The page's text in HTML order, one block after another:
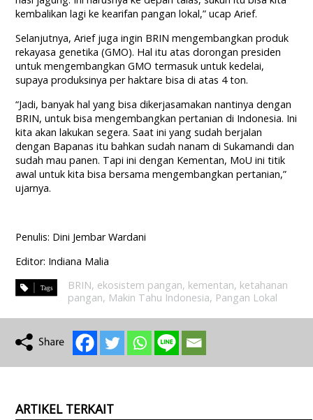
kembalikan lagi ke kearifan pangan lokal,” ucap Arief.
Selanjutnya, Arief juga ingin BRIN mengembangkan produk
rekayasa genetika (GMO). Hal itu atas dorongan presiden
untuk mengembangkan GMO termasuk untuk kedelai,
supaya produksinya per haktare bisa di atas 4 ton.
“Jadi, banyak hal yang bisa dikerjasamakan nantinya dengan
BRIN, untuk bisa mengembangkan pertanian di Indonesia. Ini
kita akan lakukan segera. Saat ini yang sudah berjalan
dengan Bapanas itu bahkan sudah nanam di Sukamandi dan
sudah mau panen. Tapi ini dengan Kementan, MoU ini titik
awal untuk kita bisa bersama mengembangkan pertanian,”
ujarnya.
Penulis: Dini Jembar Wardani
Editor: Indiana Malia
BRIN, ekosistem pangan, kementan, ketahanan
pangan, Makin Tahu Indonesia, Pangan Lokal
ARTIKEL TERKAIT